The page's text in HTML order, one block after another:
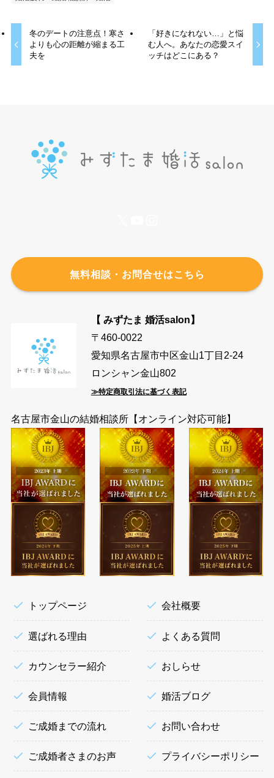
冬のデートの注意点！寒さ
よりも心の距離が縮まる工
夫を
「好きになれない…」と悩
む人へ。あなたの恋愛スイ
ッチはどこにある？
無料相談・お問合せはこちら
【 みずたま 婚活salon】
〒460-0022
愛知県名古屋市中区金山1丁目2-24
ロンシャン金山802
≫特定商取引法に基づく表記
名古屋市金山の結婚相談所【オンライン対応可能】
トップページ
選ばれる理由
カウンセラー紹介
会員情報
ご成婚までの流れ
ご成婚者さまのお声
会社概要
よくある質問
おしらせ
婚活ブログ
お問い合わせ
プライバシーポリシー